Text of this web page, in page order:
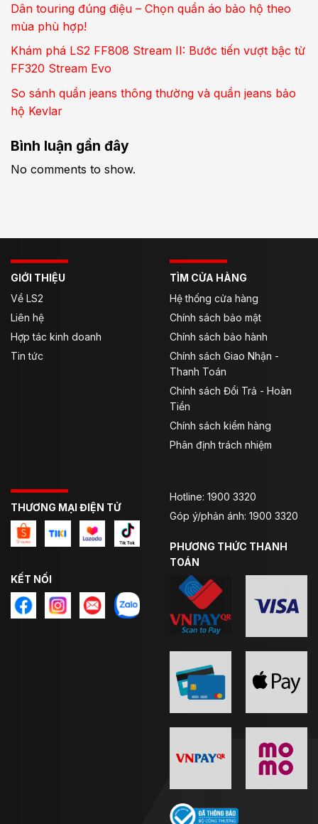
Dân touring đúng điệu – Chọn quần áo bảo hộ theo
mùa phù hợp!
Khám phá LS2 FF808 Stream II: Bước tiến vượt bậc từ
FF320 Stream Evo
So sánh quần jeans thông thường và quần jeans bảo
hộ Kevlar
Bình luận gần đây
No comments to show.
GIỚI THIỆU
Về LS2
Liên hệ
Hợp tác kinh doanh
Tin tức
TÌM CỬA HÀNG
Hệ thống cửa hàng
Chính sách bảo mật
Chính sách bảo hành
Chính sách Giao Nhận -
Thanh Toán
Chính sách Đổi Trả - Hoàn
Tiền
Chính sách kiểm hàng
Phân định trách nhiệm
THƯƠNG MẠI ĐIỆN TỬ
KẾT NỐI
Hotline: 1900 3320
Góp ý/phản ánh: 1900 3320
PHƯƠNG THỨC THANH
TOÁN